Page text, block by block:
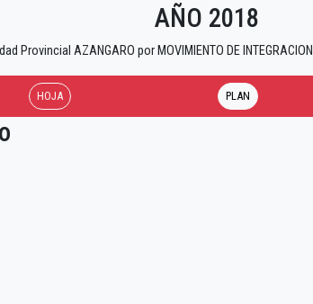
AÑO 2018
Provincial AZANGARO por MOVIMIENTO DE INTEGRACION
HOJA PLAN